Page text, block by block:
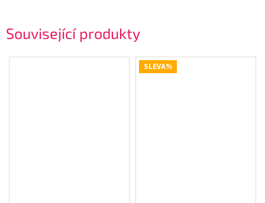
Související produkty
SLEVA%